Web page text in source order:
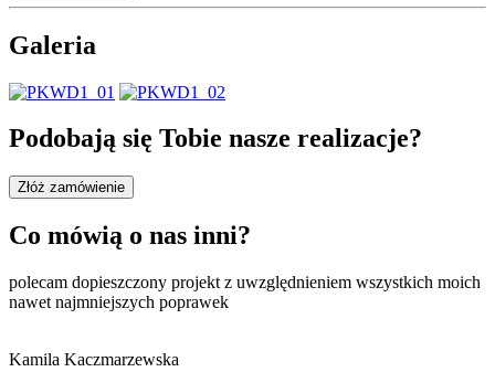
Galeria
Podobają się Tobie nasze realizacje?
Złóż zamówienie
Co mówią o nas inni?
polecam dopieszczony projekt z uwzględnieniem wszystkich moich
nawet najmniejszych poprawek
Kamila Kaczmarzewska